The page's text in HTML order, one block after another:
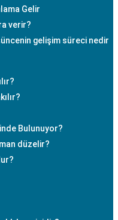
Gelir
verir?
gelişim süreci nedir
Bulunuyor?
düzelir?